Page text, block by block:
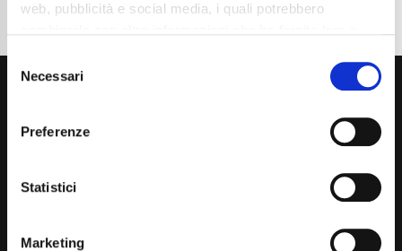
web, pubblicità e social media, i quali potrebbero
mera chiusura del banner non comporta l’accettazione
tutti” o selezionando le diverse categorie di cookies
Consent
Selection
Necessari
Preferenze
Statistici
Marketing
Via Giuditta Pasta 2, Como (CO) 22100